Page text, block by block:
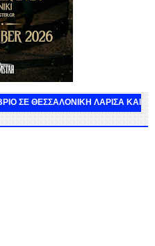
ΣΕ ΘΕΣΣΑΛΟΝΙΚΗ ΛΑΡΙΣΑ ΚΑΙ